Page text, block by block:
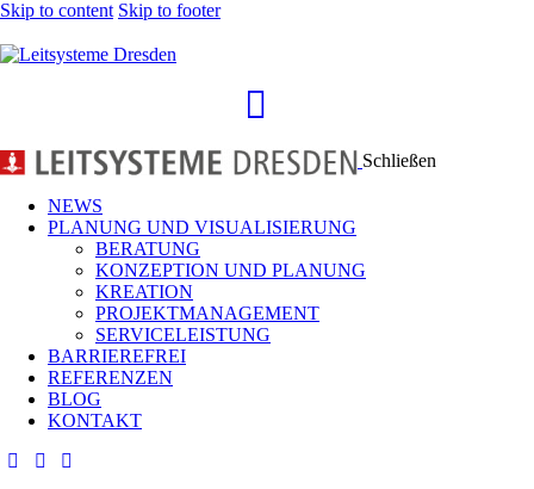
Skip to content Skip to footer
Schließen
NEWS
PLANUNG UND VISUALI­SIE­RUNG
BERATUNG
KONZEPTION UND PLANUNG
KREATION
PROJEKTMANAGEMENT
SERVICELEISTUNG
BARRIEREFREI
REFERENZEN
BLOG
KONTAKT